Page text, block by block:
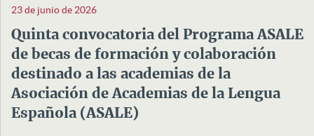
23 de junio de 2026
Quinta convocatoria del Programa ASALE
de becas de formación y colaboración
destinado a las academias de la
Asociación de Academias de la Lengua
Española (ASALE)